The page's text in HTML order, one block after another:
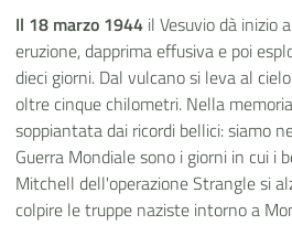
Il 18 marzo 1944 il Vesuvio dà inizio
eruzione, dapprima effusiva e poi
dieci giorni. Dal vulcano si leva al
oltre cinque chilometri. Nella
soppiantata dai ricordi bellici: siamo
Guerra Mondiale sono i giorni in cui i
Mitchell dell'operazione Strangle si
colpire le truppe naziste intorno a